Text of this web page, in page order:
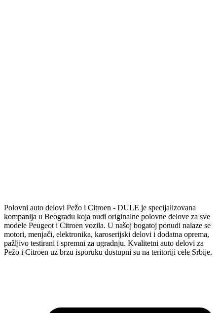
Polovni auto delovi Pežo i Citroen - DULE je specijalizovana
kompanija u Beogradu koja nudi originalne polovne delove za sve
modele Peugeot i Citroen vozila. U našoj bogatoj ponudi nalaze se
motori, menjači, elektronika, karoserijski delovi i dodatna oprema,
pažljivo testirani i spremni za ugradnju. Kvalitetni auto delovi za
Pežo i Citroen uz brzu isporuku dostupni su na teritoriji cele Srbije.